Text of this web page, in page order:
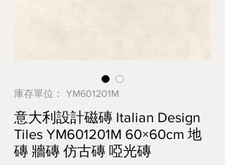
庫存單位： YM601201M
意大利設計磁磚 Italian Design
Tiles YM601201M 60×60cm 地
磚 牆磚 仿古磚 啞光磚